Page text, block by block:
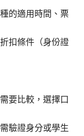
的適用時間、票
扣條件（身份證
要比較，選擇口
驗證身分或學生